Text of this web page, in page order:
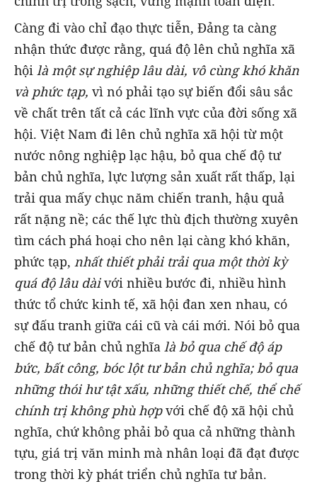
Càng đi vào chỉ đạo thực tiễn, Đảng ta càng
nhận thức được rằng, quá độ lên chủ nghĩa xã
hội là một sự nghiệp lâu dài, vô cùng khó khăn
và phức tạp, vì nó phải tạo sự biến đổi sâu sắc
về chất trên tất cả các lĩnh vực của đời sống xã
hội. Việt Nam đi lên chủ nghĩa xã hội từ một
nước nông nghiệp lạc hậu, bỏ qua chế độ tư
bản chủ nghĩa, lực lượng sản xuất rất thấp, lại
trải qua mấy chục năm chiến tranh, hậu quả
rất nặng nề; các thế lực thù địch thường xuyên
tìm cách phá hoại cho nên lại càng khó khăn,
phức tạp, nhất thiết phải trải qua một thời kỳ
quá độ lâu dàivới nhiều bước đi, nhiều hình
thức tổ chức kinh tế, xã hội đan xen nhau, có
sự đấu tranh giữa cái cũ và cái mới. Nói bỏ qua
chế độ tư bản chủ nghĩa là bỏ qua chế độ áp
bức, bất công, bóc lột tư bản chủ nghĩa; bỏ qua
những thói hư tật xấu, những thiết chế, thể chế
chính trị không phù hợpvới chế độ xã hội chủ
nghĩa, chứ không phải bỏ qua cả những thành
tựu, giá trị văn minh mà nhân loại đã đạt được
trong thời kỳ phát triển chủ nghĩa tư bản.